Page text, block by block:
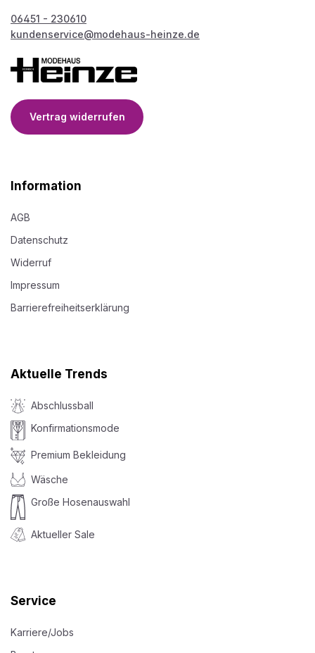
06451 - 230610
kundenservice@modehaus-heinze.de
Vertrag widerrufen
Information
AGB
Datenschutz
Widerruf
Impressum
Barrierefreiheitserklärung
Aktuelle Trends
Abschlussball
Konfirmationsmode
Premium Bekleidung
Wäsche
Große Hosenauswahl
Aktueller Sale
Service
Karriere/Jobs